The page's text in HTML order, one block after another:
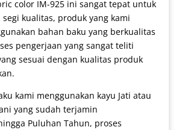
color IM-925 ini sangat tepat untuk
kualitas, produk yang kami
bahan baku yang berkualitas
pengerjaan yang sangat teliti
sesuai dengan kualitas produk
kami menggunakan kayu Jati atau
yang sudah terjamin
Puluhan Tahun, proses